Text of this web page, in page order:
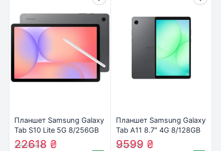
Планшет Samsung Galaxy
Tab S10 Lite 5G 8/256GB
Gray (SM-X406BZAPEUC)
26594₴
22618 ₴
Планшет Samsung Galaxy
Tab A11 8.7″ 4G 8/128GB
Gray (SM-X135FZAEEUC)
11177₴
9599 ₴